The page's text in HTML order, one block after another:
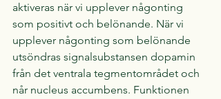
aktiveras när vi upplever någonting
som positivt och belönande. När vi
upplever någonting som belönande
utsöndras signalsubstansen dopamin
från det ventrala tegmentområdet och
når nucleus accumbens. Funktionen